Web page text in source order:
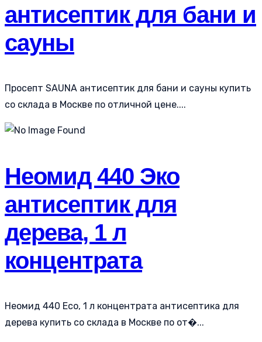
антисептик для бани и
сауны
Просепт SAUNA антисептик для бани и сауны купить
со склада в Москве по отличной цене....
Неомид 440 Эко
антисептик для
дерева, 1 л
концентрата
Неомид 440 Eco, 1 л концентрата антисептика для
дерева купить со склада в Москве по от�...